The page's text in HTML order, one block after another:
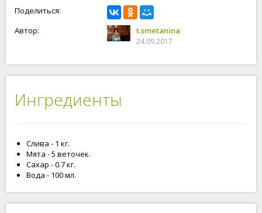
Поделиться:
Автор:
t.smetanina
24.09.2017
Ингредиенты
Слива - 1 кг.
Мята - 5 веточек.
Сахар - 0.7 кг.
Вода - 100 мл.